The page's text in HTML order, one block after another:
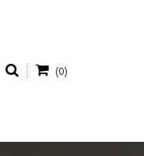
(0)